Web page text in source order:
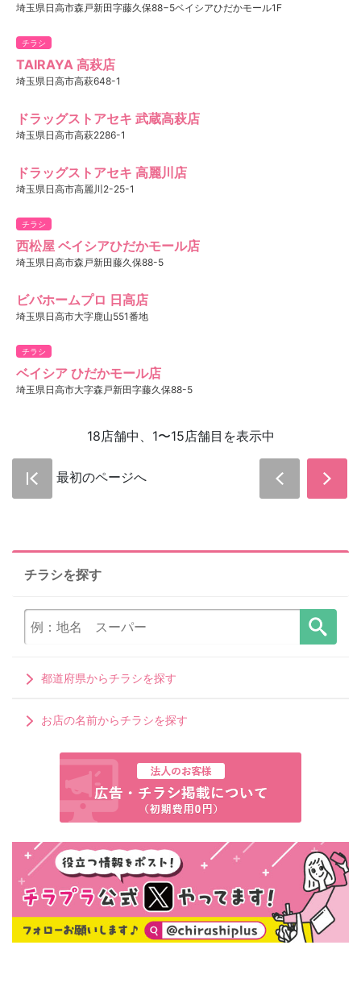
埼玉県日高市森戸新田字藤久保88−5ベイシアひだかモール1F
チラシ
TAIRAYA 高萩店
埼玉県日高市高萩648-1
ドラッグストアセキ 武蔵高萩店
埼玉県日高市高萩2286-1
ドラッグストアセキ 高麗川店
埼玉県日高市高麗川2-25-1
チラシ
西松屋 ベイシアひだかモール店
埼玉県日高市森戸新田藤久保88-5
ビバホームプロ 日高店
埼玉県日高市大字鹿山551番地
チラシ
ベイシア ひだかモール店
埼玉県日高市大字森戸新田字藤久保88-5
18店舗中、1〜15店舗目を表示中
最初のページへ
チラシを探す
都道府県からチラシを探す
お店の名前からチラシを探す